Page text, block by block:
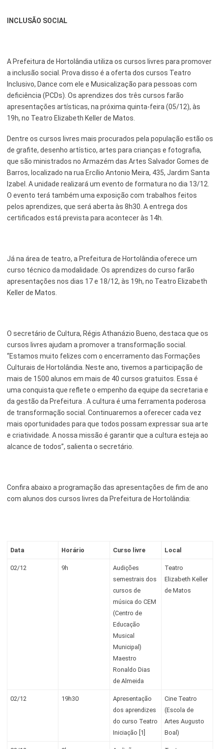
INCLUSÃO SOCIAL
A Prefeitura de Hortolândia utiliza os cursos livres para promover
a inclusão social. Prova disso é a oferta dos cursos Teatro
Inclusivo, Dance com ele e Musicalização para pessoas com
deficiência (PCDs). Os aprendizes dos três cursos farão
apresentações artísticas, na próxima quinta-feira (05/12), às
19h, no Teatro Elizabeth Keller de Matos.
Dentre os cursos livres mais procurados pela população estão os
de grafite, desenho artístico, artes para crianças e fotografia,
que são ministrados no Armazém das Artes Salvador Gomes de
Barros, localizado na rua Ercílio Antonio Meira, 435, Jardim Santa
Izabel. A unidade realizará um evento de formatura no dia 13/12.
O evento terá também uma exposição com trabalhos feitos
pelos aprendizes, que será aberta às 8h30. A entrega dos
certificados está prevista para acontecer às 14h.
Já na área de teatro, a Prefeitura de Hortolândia oferece um
curso técnico da modalidade. Os aprendizes do curso farão
apresentações nos dias 17 e 18/12, às 19h, no Teatro Elizabeth
Keller de Matos.
O secretário de Cultura, Régis Athanázio Bueno, destaca que os
cursos livres ajudam a promover a transformação social.
“Estamos muito felizes com o encerramento das Formações
Culturais de Hortolândia. Neste ano, tivemos a participação de
mais de 1500 alunos em mais de 40 cursos gratuitos. Essa é
uma conquista que reflete o empenho da equipe da secretaria e
da gestão da Prefeitura . A cultura é uma ferramenta poderosa
de transformação social. Continuaremos a oferecer cada vez
mais oportunidades para que todos possam expressar sua arte
e criatividade. A nossa missão é garantir que a cultura esteja ao
alcance de todos”, salienta o secretário.
Confira abaixo a programação das apresentações de fim de ano
com alunos dos cursos livres da Prefeitura de Hortolândia:
Data Horário Curso livre Local
02/12 9h
Audições
semestrais dos
cursos de
música do CEM
(Centro de
Educação
Musical
Municipal)
Maestro
Ronaldo Dias
de Almeida
Teatro
Elizabeth Keller
de Matos
02/12 19h30
Apresentação
dos aprendizes
do curso Teatro
Iniciação [1]
Cine Teatro
(Escola de
Artes Augusto
Boal)